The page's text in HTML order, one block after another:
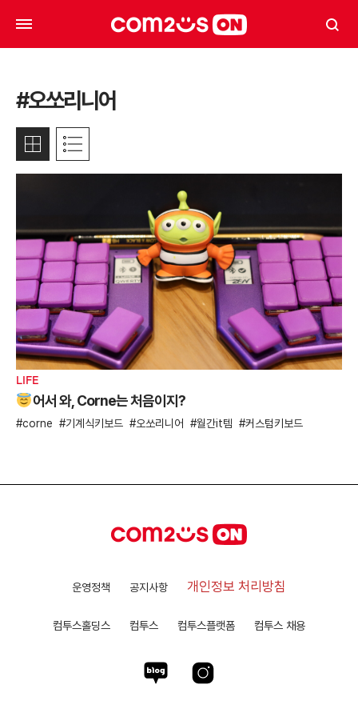
#오쏘리니어
LIFE
어서 와, Corne는 처음이지?
corne 기계식키보드 오쏘리니어 월간it템 커스텀키보드
운영정책 공지사항 개인정보 처리방침
컴투스홀딩스 컴투스 컴투스플랫폼 컴투스 채용